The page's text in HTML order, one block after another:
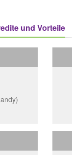
und Vorteile